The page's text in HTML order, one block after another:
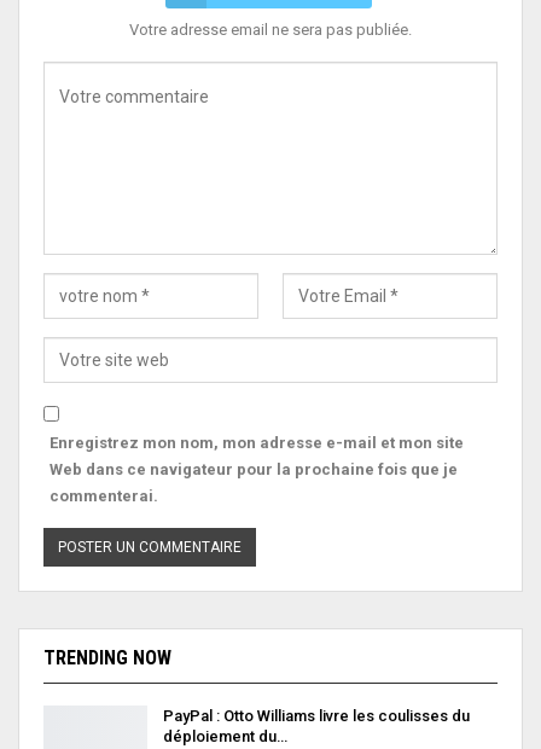
Votre adresse email ne sera pas publiée.
Enregistrez mon nom, mon adresse e-mail et mon site
Web dans ce navigateur pour la prochaine fois que je
commenterai.
TRENDING NOW
PayPal : Otto Williams livre les coulisses du
déploiement du…